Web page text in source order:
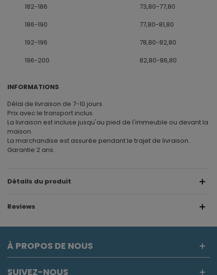
182-186
73,80-77,80
186-190
77,80-81,80
192-196
78,80-82,80
196-200
82,80-86,80
INFORMATIONS
Délai de livraison de 7-10 jours.
Prix avec le transport inclus.
La livraison est incluse jusqu'au pied de l'immeuble ou devant la
maison.
La marchandise est assurée pendant le trajet de livraison.
Garantie 2 ans.
Détails du produit
Reviews
À PROPOS DE NOUS
SUIVEZ-NOUS